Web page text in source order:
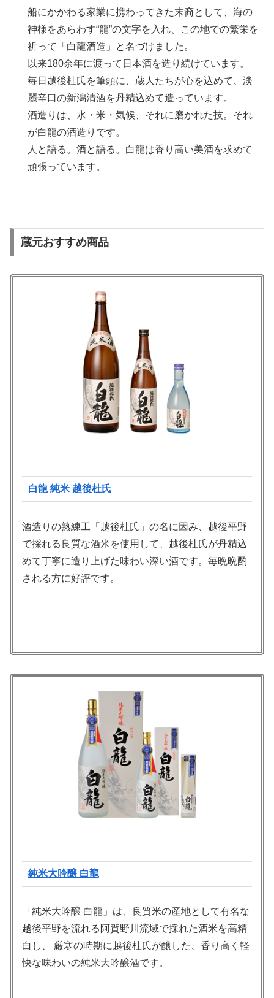
船にかかわる家業に携わってきた末裔として、海の
神様をあらわす“龍”の文字を入れ、この地での繁栄を
祈って「白龍酒造」と名づけました。
以来180余年に渡って日本酒を造り続けています。
毎日越後杜氏を筆頭に、蔵人たちが心を込めて、淡
麗辛口の新潟清酒を丹精込めて造っています。
酒造りは、水・米・気候、それに磨かれた技。それ
が白龍の酒造りです。
人と語る。酒と語る。白龍は香り高い美酒を求めて
頑張っています。
蔵元おすすめ商品
白龍 純米 越後杜氏
酒造りの熟練工「越後杜氏」の名に因み、越後平野
で採れる良質な酒米を使用して、越後杜氏が丹精込
めて丁寧に造り上げた味わい深い酒です。毎晩晩酌
される方に好評です。
純米大吟醸 白龍
「純米大吟醸 白龍」は、良質米の産地として有名な
越後平野を流れる阿賀野川流域で採れた酒米を高精
白し、 厳寒の時期に越後杜氏が醸した、香り高く軽
快な味わいの純米大吟醸酒です。